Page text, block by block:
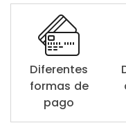
Diferentes
formas de
pago